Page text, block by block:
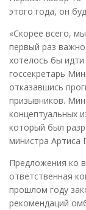
этого года, он
«Скорее всего,
первый раз
хотелось бы
госсекретарь
отказавшись
призывников.
концептуальных
который был
министра Артиса
Предложения ко
ответственная
прошлом году
рекомендаций